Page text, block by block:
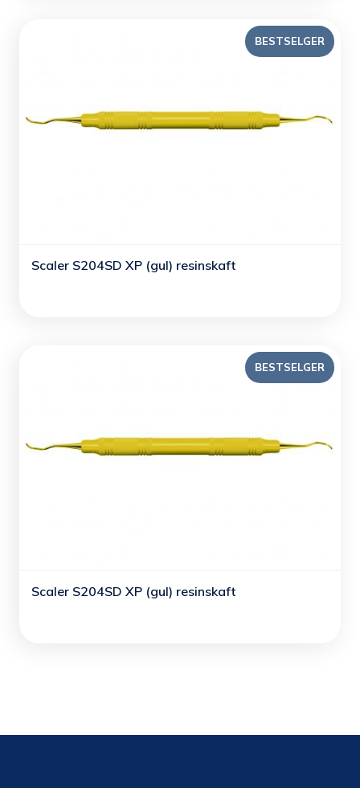
BESTSELGER
Scaler S204SD XP (gul) resinskaft
BESTSELGER
Scaler S204SD XP (gul) resinskaft